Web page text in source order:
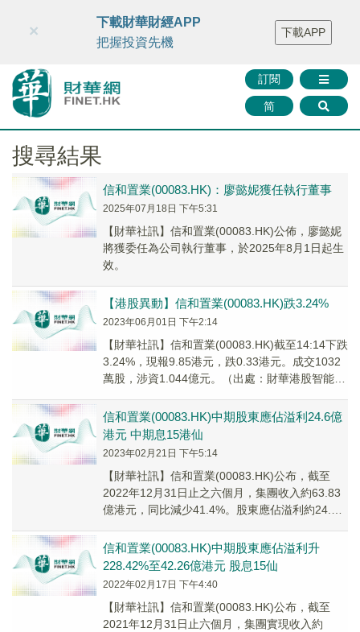
財華智庫網 FINTV FINMETA 財華證券 媒體矩陣
智庫沙龍
聯絡我們
訂閱
简
×
下載財華財經APP
把握投資先機
下載APP
搜尋結果
信和置業(00083.HK)：廖懿妮獲任執行董事
2025年07月18日 下午5:31
【財華社訊】信和置業(00083.HK)公佈，廖懿妮
將獲委任為公司執行董事，於2025年8月1日起生
效。
【港股異動】信和置業(00083.HK)跌3.24%
2023年06月01日 下午2:14
【財華社訊】信和置業(00083.HK)截至14:14下跌
3.24%，現報9.85港元，跌0.33港元。成交1032
萬股，涉資1.044億元。（出處：財華港股智能寫
信和置業(00083.HK)中期股東應佔溢利24.6億
港元 中期息15港仙
2023年02月21日 下午5:14
【財華社訊】信和置業(00083.HK)公布，截至
2022年12月31日止之六個月，集團收入約63.83
億港元，同比減少41.4%。股東應佔溢利約24.6
信和置業(00083.HK)中期股東應佔溢利升
228.42%至42.26億港元 股息15仙
2022年02月17日 下午4:40
【財華社訊】信和置業(00083.HK)公布，截至
2021年12月31日止六個月，集團實現收入約